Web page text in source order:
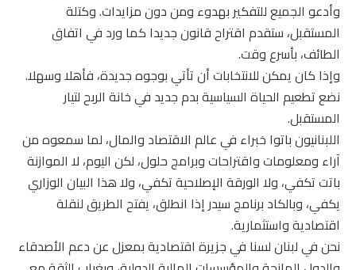
وأدعو الجميع للتفكير بهدوء ومن دون مزايدات. وكتلة
المستقبل، ستقدم اقتراح قانون جديدا كما ورد في اتفاق
الطائف، بأسرع وقت.
وإذا كان يمكن للانتخابات أن تأتي بوجوه جديدة، فأهلا وسهلا.
نضع تطعيم الحياة السياسية بدم جديد في خانة الربح لتيار
المستقبل.
اللبنانيون باتوا خبراء في عالم الاقتصاد والمال، لما سمعوه من
آراء ومعلومات واقتراحات وبرامج حلول، لكن اليوم، لا الموازنة
باتت تكفي، ولا الورقة الإصلاحية تكفي، ولا هذا البيان الوزاري
يكفي، وبالكاد برنامج سيدر إذا انطلق، يفتح الطريق لنقلة
اقتصادية واستثمارية.
نحن في لبنان لسنا في جزيرة اقتصادية بمعزل عن دعم الأصدقاء